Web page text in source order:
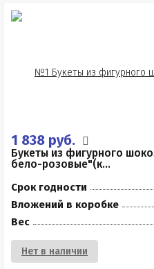
1 838 руб.
Букеты из фигурного
бело-розовые"(к...
Срок годности
Вложений в коробке
Вес
Нет в наличии